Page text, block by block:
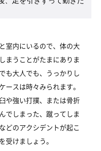
室内にいるので、体の大
まうことがたまにありま
も大人でも、うっかりし
ースは時々みられます。
や強い打撲、または骨折
でしまった、蹴ってしま
どのアクシデントが起こ
受けましょう。